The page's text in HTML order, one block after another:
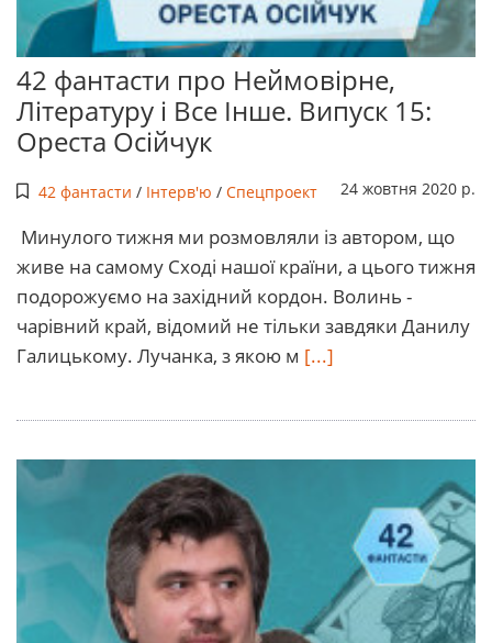
42 фантасти про Неймовірне,
Літературу і Все Інше. Випуск 15:
Ореста Осійчук
42 фантасти / Інтерв'ю / Спецпроект 24 жовтня 2020 р.
Минулого тижня ми розмовляли із автором, що
живе на самому Сході нашої країни, а цього тижня
подорожуємо на західний кордон. Волинь -
чарівний край, відомий не тільки завдяки Данилу
Галицькому. Лучанка, з якою м [...]